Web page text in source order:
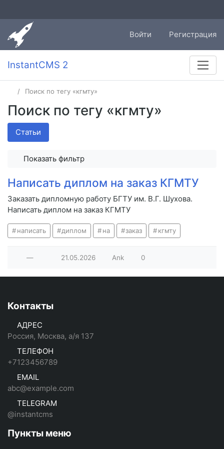
Войти Регистрация
InstantCMS 2
Поиск по тегу «кгмту»
Поиск по тегу «кгмту»
Статьи
Показать фильтр
Написать диплом на заказ КГМТУ
Заказать дипломную работу БГТУ им. В.Г. Шухова.
Написать диплом на заказ КГМТУ
написать диплом на заказ кгмту
— 21.05.2026 Ank 0
Контакты
АДРЕС
Россия, Москва, а/я 137
ТЕЛЕФОН
+7123456789
EMAIL
abc@example.com
TELEGRAM
@instantcms
Пункты меню